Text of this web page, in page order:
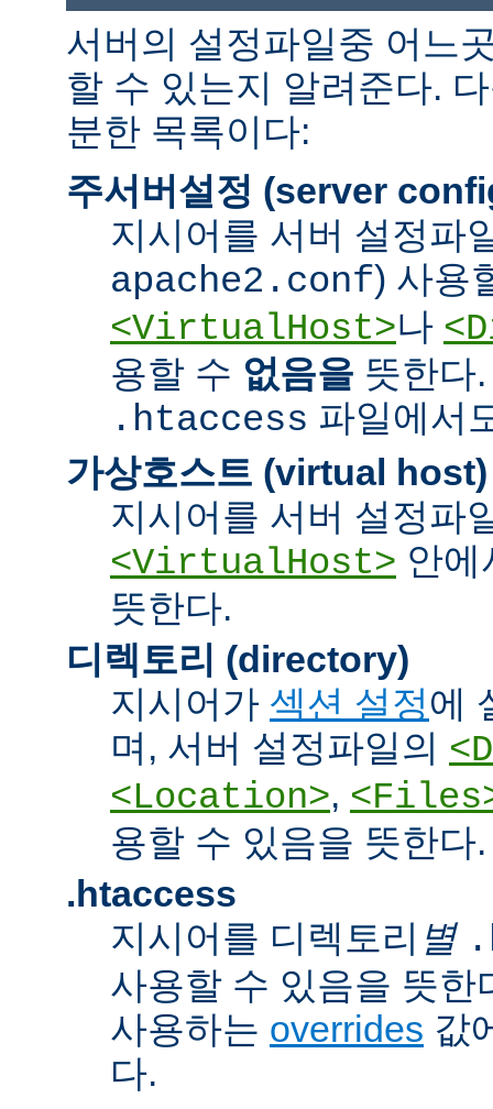
서버의 설정파일중 어느
할 수 있는지 알려준다.
분한 목록이다:
주서버설정 (server
지시어를 서버 설정파
apache2.conf) 사용
<VirtualHost>나
용할 수 없음을 뜻한다
.htaccess 파일에서
가상호스트 (virtual host)
지시어를 서버 설정파
<VirtualHost> 안에
뜻한다.
디렉토리 (directory)
지시어가 섹션 설정에
며, 서버 설정파일의
<Location>,
용할 수 있음을 뜻한다.
.htaccess
지시어를 디렉토리 별
사용할 수 있음을 뜻한
사용하는 overrides 값
다.